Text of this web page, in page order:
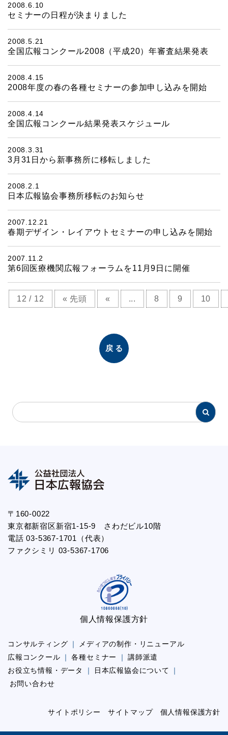
2008.6.10
セミナーの日程が決まりました
2008.5.21
全国広報コンクール2008（平成20）年審査結果発表
2008.4.15
2008年度の春の各種セミナーの参加申し込みを開始
2008.4.14
全国広報コンクール結果発表スケジュール
2008.3.31
3月31日から新事務所に移転しました
2008.2.1
日本広報協会事務所移転のお知らせ
2007.12.21
春期デザイン・レイアウトセミナーの申し込みを開始
2007.11.2
第6回医療機関広報フォーラムを11月9日に開催
12 / 12 « 先頭 « ... 8 9 10
戻る
〒160-0022
東京都新宿区新宿1-15-9 さわだビル10階
電話 03-5367-1701（代表）
ファクシミリ 03-5367-1706
個人情報保護方針
コンサルティング
メディアの制作・リニューアル
広報コンクール
各種セミナー
講師派遣
お役立ち情報・データ
日本広報協会について
お問い合わせ
サイトポリシー サイトマップ 個人情報保護方針